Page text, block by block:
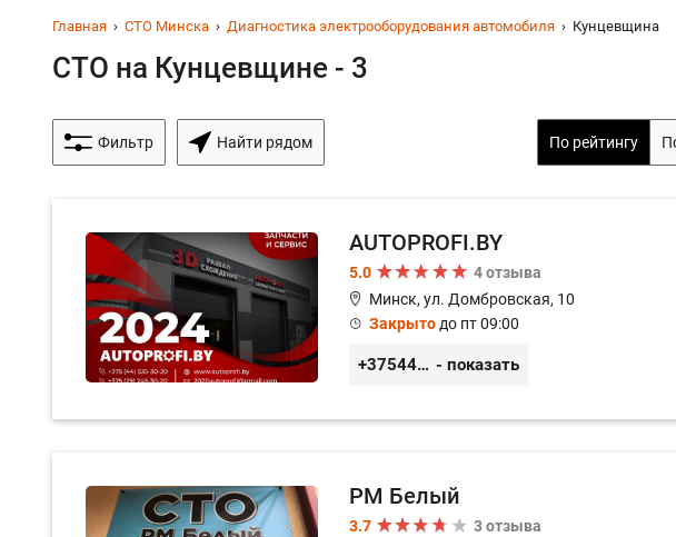
Главная СТО Минска Диагностика электрооборудования автомобиля Кунцевщина
СТО на Кунцевщине - 3
Фильтр Найти рядом По рейтингу
AUTOPROFI.BY
5.0
4 отзыва
Минск, ул. Домбровская, 10
Закрытодо пт 09:00
+375445353020 - показать
РМ Белый
3.7
3 отзыва